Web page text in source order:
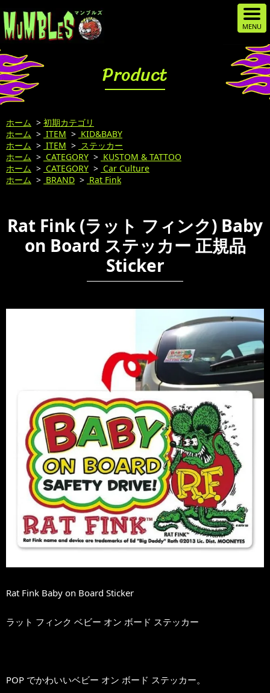
Product
ホーム > 初期カテゴリ
ホーム > ITEM > KID&BABY
ホーム > ITEM > ステッカー
ホーム > CATEGORY > KUSTOM & TATTOO
ホーム > CATEGORY > Car Culture
ホーム > BRAND > Rat Fink
Rat Fink (ラット フィンク) Baby
on Board ステッカー 正規品
Sticker
Rat Fink Baby on Board Sticker
ラット フィンク ベビー オン ボード ステッカー
POP でかわいいベビー オン ボード ステッカー。